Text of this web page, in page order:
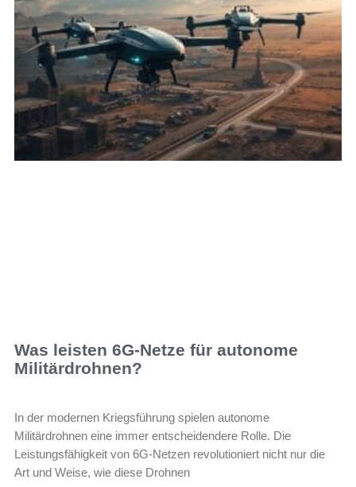
Was leisten 6G-Netze für autonome
Militärdrohnen?
In der modernen Kriegsführung spielen autonome
Militärdrohnen eine immer entscheidendere Rolle. Die
Leistungsfähigkeit von 6G-Netzen revolutioniert nicht nur die
Art und Weise, wie diese Drohnen